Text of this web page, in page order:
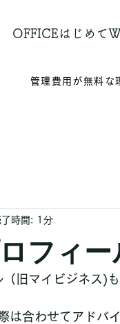
OFFICEはじめて
管理費用が無料な
フィー
了時間: 1分
旧マイビジネス)も
は合わせてアドバ